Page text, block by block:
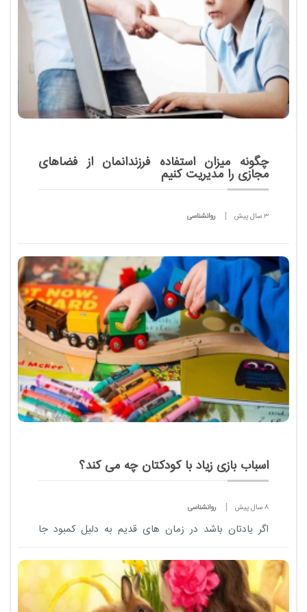
چگونه میزان استفاده فرزندانمان از فضاهای
مجازی را مدیریت کنیم
3 سال پیش روانشناسی
بزرگسالان، جلوی آن آرام می نشینند.
اسباب بازی زیاد با کودکتان چه می کند؟
8 سال پیش روانشناسی
اگر یادتان باشد در زمان های قدیم به دلیل کمبود جا
موارد دختربچه ها با یک عروسک و پسربچه ها با یک
ماشین اسباب بازی سر خودشان را گرم می کردند ...